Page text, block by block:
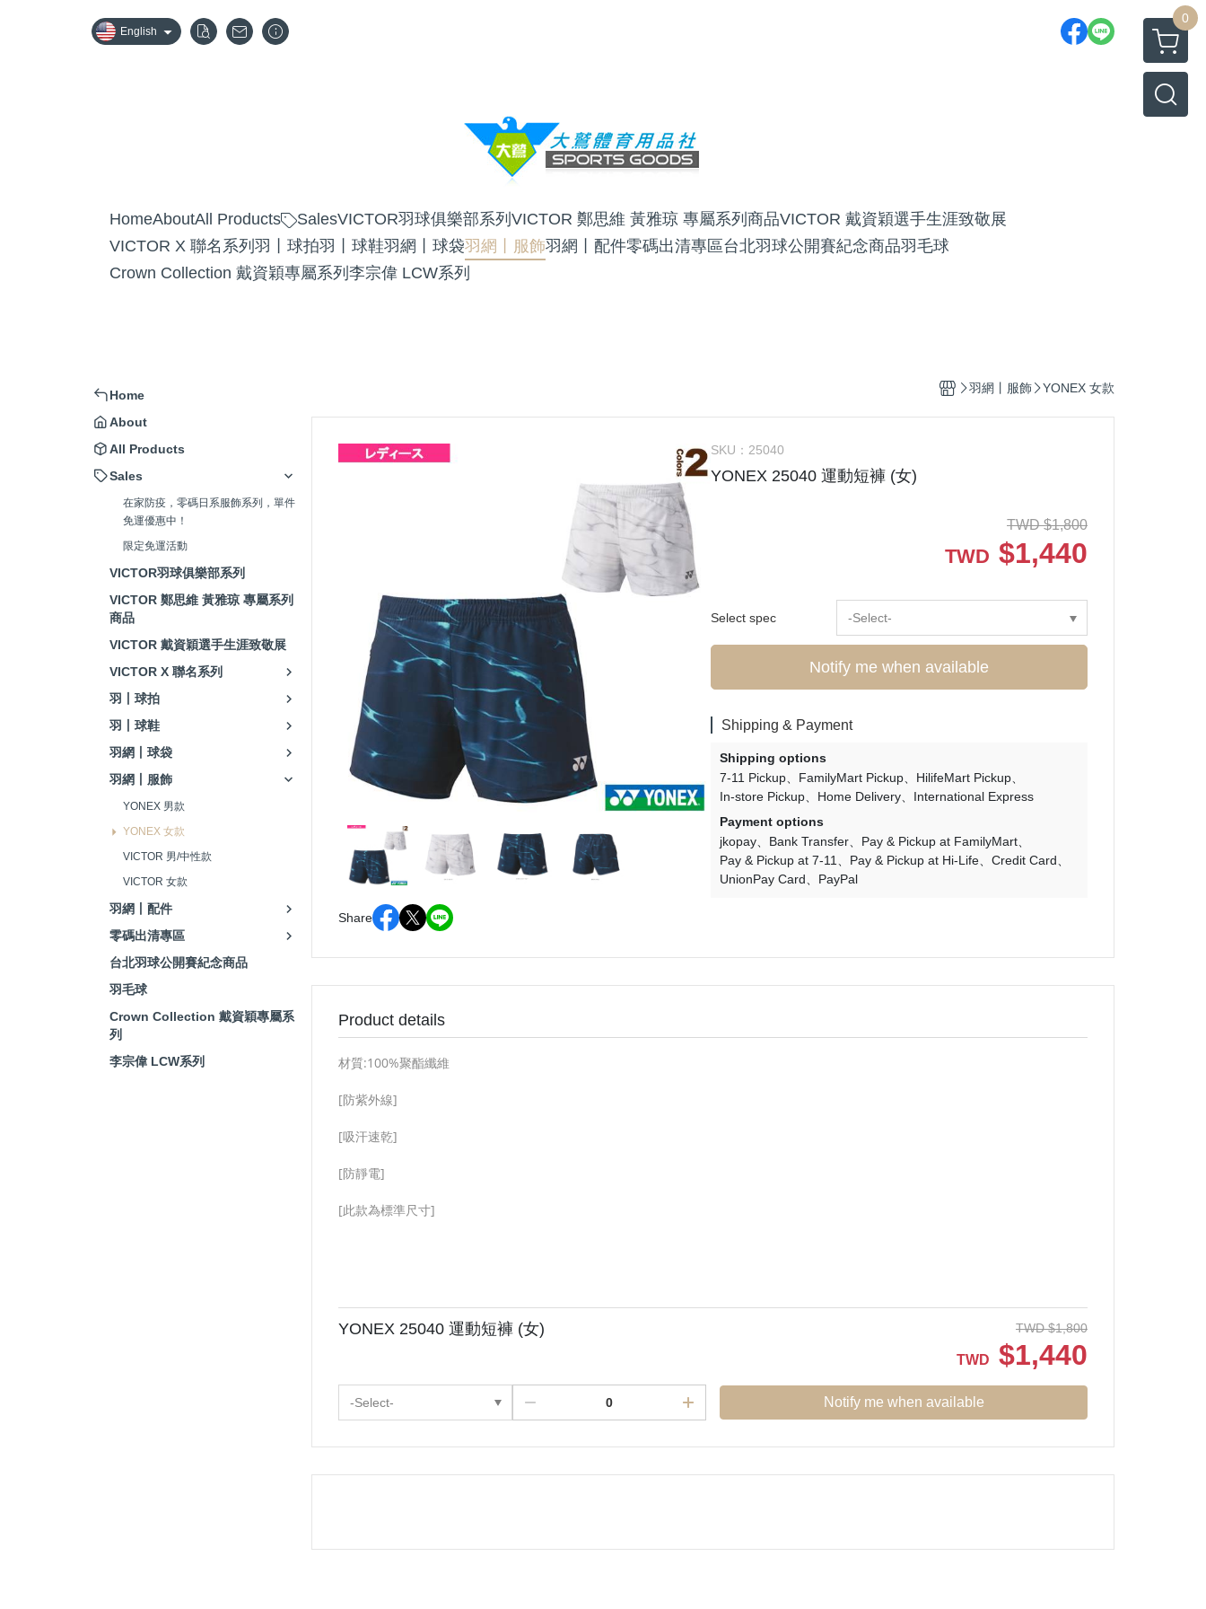
English
0
HomeAboutAll Products SalesVICTOR羽球俱樂部系列 VICTOR 鄭思維 黃雅琼 專屬系列商品VICTOR 戴資穎選手生涯致敬展
VICTOR X 聯名系列 羽丨球拍羽丨球鞋羽網丨球袋羽網丨服飾羽網丨配件零碼出清專區台北羽球公開賽紀念商品羽毛球
Crown Collection 戴資穎專屬系列 李宗偉 LCW系列
Home
About
All Products
Sales
在家防疫，零碼日系服飾系列，單件
免運優惠中！
限定免運活動
VICTOR羽球俱樂部系列
VICTOR 鄭思維 黃雅琼 專屬系列
商品
VICTOR 戴資穎選手生涯致敬展
VICTOR X 聯名系列
羽丨球拍
羽丨球鞋
羽網丨球袋
羽網丨服飾
YONEX 男款
YONEX 女款
VICTOR 男/中性款
VICTOR 女款
羽網丨配件
零碼出清專區
台北羽球公開賽紀念商品
羽毛球
Crown Collection 戴資穎專屬系
列
李宗偉 LCW系列
羽網丨服飾 YONEX 女款
Share
SKU： 25040
YONEX 25040 運動短褲 (女)
TWD $1,800
TWD $1,440
Select spec -Select-
Notify me when available
Shipping & Payment
Shipping options
7-11 Pickup
FamilyMart Pickup
HilifeMart Pickup
In-store Pickup
Home Delivery
International Express
Payment options
jkopay
Bank Transfer
Pay & Pickup at FamilyMart
Pay & Pickup at 7-11
Pay & Pickup at Hi-Life
Credit Card
UnionPay Card
PayPal
Product details
材質:100%聚酯纖維
[防紫外線]
[吸汗速乾]
[防靜電]
[此款為標準尺寸]
YONEX 25040 運動短褲 (女) TWD $1,800
TWD $1,440
-Select- Notify me when available